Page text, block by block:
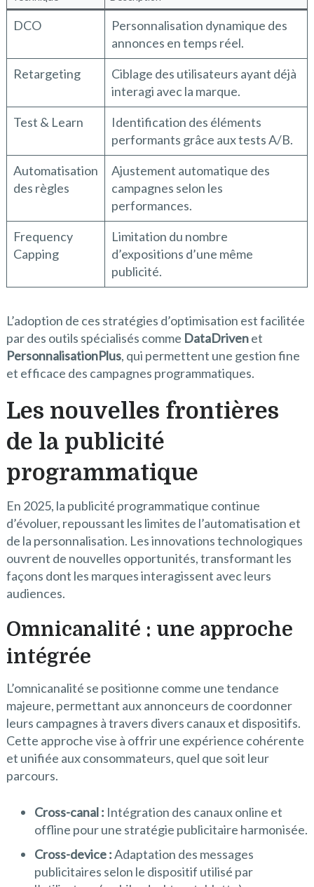
DCO
Personnalisation dynamique des
annonces en temps réel.
Retargeting
Ciblage des utilisateurs ayant déjà
interagi avec la marque.
Test & Learn
Identification des éléments
performants grâce aux tests A/B.
Automatisation
des règles
Ajustement automatique des
campagnes selon les
performances.
Frequency
Capping
Limitation du nombre
d’expositions d’une même
publicité.
L’adoption de ces stratégies d’optimisation est facilitée
par des outils spécialisés comme DataDrivenet
PersonnalisationPlus, qui permettent une gestion fine
et efficace des campagnes programmatiques.
Les nouvelles frontières
de la publicité
programmatique
En 2025, la publicité programmatique continue
d’évoluer, repoussant les limites de l’automatisation et
de la personnalisation. Les innovations technologiques
ouvrent de nouvelles opportunités, transformant les
façons dont les marques interagissent avec leurs
audiences.
Omnicanalité : une approche
intégrée
L’omnicanalité se positionne comme une tendance
majeure, permettant aux annonceurs de coordonner
leurs campagnes à travers divers canaux et dispositifs.
Cette approche vise à offrir une expérience cohérente
et unifiée aux consommateurs, quel que soit leur
parcours.
Cross-canal : Intégration des canaux online et
offline pour une stratégie publicitaire harmonisée.
Cross-device :Adaptation des messages
publicitaires selon le dispositif utilisé par